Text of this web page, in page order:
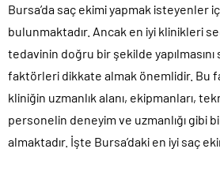
Bursa’da saç ekimi yapmak isteyenler
bulunmaktadır. Ancak en iyi klinikleri
tedavinin doğru bir şekilde yapılmasını
faktörleri dikkate almak önemlidir. Bu
kliniğin uzmanlık alanı, ekipmanları,
personelin deneyim ve uzmanlığı gibi
almaktadır. İşte Bursa’daki en iyi saç